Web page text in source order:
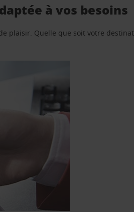
à vos besoins
plaisir. Quelle que soit votre